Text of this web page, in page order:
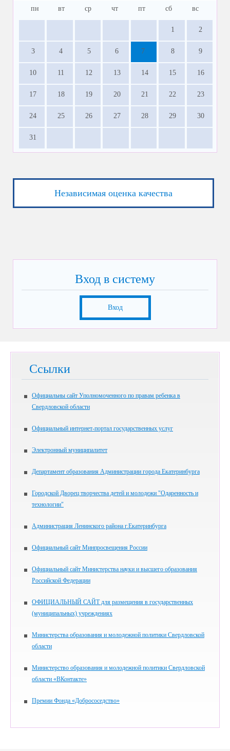
пн вт ср чт пт сб вс
1 2
3 4 5 6 7 8 9
10 11 12 13 14 15 16
17 18 19 20 21 22 23
24 25 26 27 28 29 30
31
Независимая оценка качества
Вход в систему
Вход
Ссылки
Официальны сайт Уполномоченного по правам ребенка в
Свердловской области
Официальный интернет-портал государственных услуг
Электронный муниципалитет
Департамент образования Администрации города Екатеринбурга
Городской Дворец творчества детей и молодежи "Одаренность и
технологии"
Администрация Ленинского района г.Екатеринбурга
Официальный сайт Минпросвещения России
Официальный сайт Министерства науки и высшего образования
Российской Федерации
ОФИЦИАЛЬНЫЙ САЙТ для размещения в государственных
(муниципальных) учреждениях
Министерства образования и молодежной политики Свердловской
области
Министерство образования и молодежной политики Свердловской
области «ВКонтакте»
Премии Фонда «Добрососедство»